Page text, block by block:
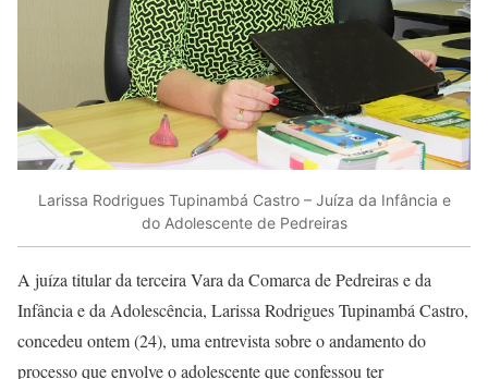
Larissa Rodrigues Tupinambá Castro – Juíza da Infância e
do Adolescente de Pedreiras
A juíza titular da terceira Vara da Comarca de Pedreiras e da
Infância e da Adolescência, Larissa Rodrigues Tupinambá Castro,
concedeu ontem (24), uma entrevista sobre o andamento do
processo que envolve o adolescente que confessou ter